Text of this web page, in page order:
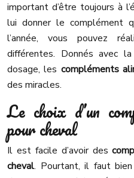
important d’être toujours à
lui donner le complément
l’année, vous pouvez
différentes. Donnés avec
dosage, les compléments
des miracles.
Le choix d’un
pour cheval
Il est facile d’avoir des
cheval. Pourtant, il faut